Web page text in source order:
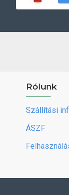
Rólunk
Szállítási
ÁSZF